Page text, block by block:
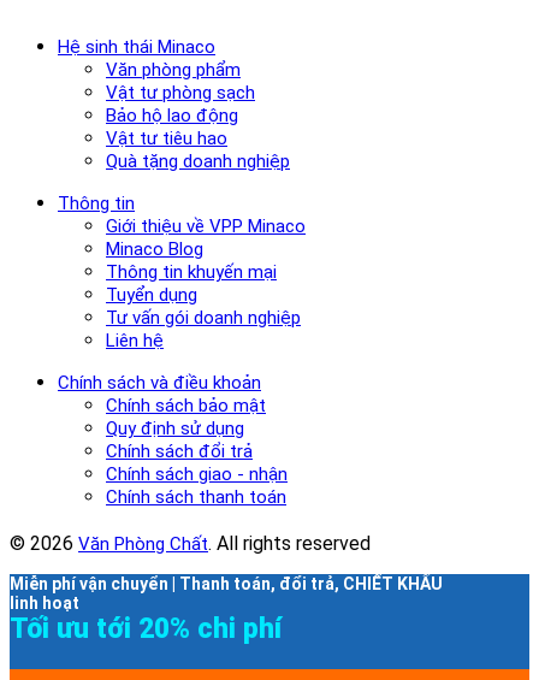
Hệ sinh thái Minaco
Văn phòng phẩm
Vật tư phòng sạch
Bảo hộ lao động
Vật tư tiêu hao
Quà tặng doanh nghiệp
Thông tin
Giới thiệu về VPP Minaco
Minaco Blog
Thông tin khuyến mại
Tuyển dụng
Tư vấn gói doanh nghiệp
Liên hệ
Chính sách và điều khoản
Chính sách bảo mật
Quy định sử dụng
Chính sách đổi trả
Chính sách giao - nhận
Chính sách thanh toán
© 2026 Văn Phòng Chất. All rights reserved
Miễn phí vận chuyển | Thanh toán, đổi trả, CHIẾT KHẤU
linh hoạt
Tối ưu tới 20% chi phí